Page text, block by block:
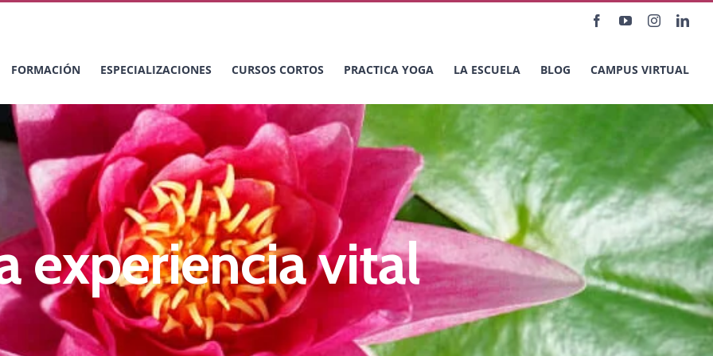
FacebookYouTubeInstagram
FORMACIÓN ESPECIALIZACIONES CURSOS CORTOS PRACTICA YOGA LA ESCUELA BLOG CAMPUS VIRTUAL
experiencia vital